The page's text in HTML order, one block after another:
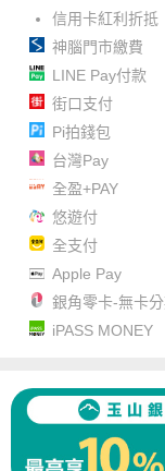
信用卡紅利折抵
神腦門市繳費
LINE Pay付款
街口支付
Pi拍錢包
台灣Pay
全盈+PAY
悠遊付
全支付
Apple Pay
銀角零卡-無卡分
iPASS MONEY